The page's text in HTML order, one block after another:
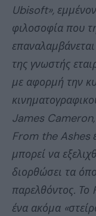
Ubisoft»,
φιλοσοφία που
της γνωστής
με αφορμή την
James
From the Ashes
μπορεί να
διορθώσει τα
παρελθόντος.
ένα ακόμα